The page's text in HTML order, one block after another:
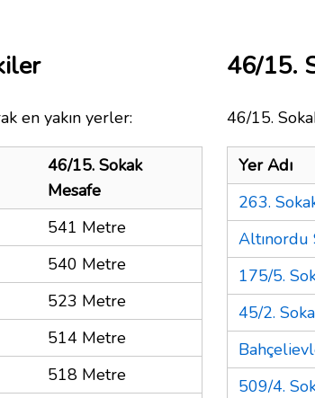
en yakın yerler:
46/15. Sokak
Mesafe
541 Metre
540 Metre
523 Metre
514 Metre
518 Metre
46/15.
46/15.
Yer Adı
263.
Altınordu
175/5.
45/2.
509/4.